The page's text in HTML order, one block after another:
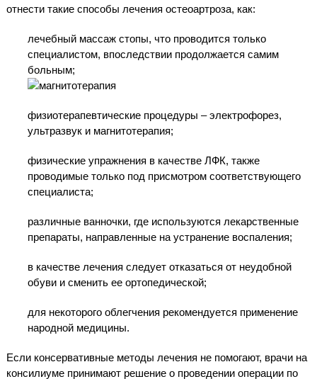
отнести такие способы лечения остеоартроза, как:
лечебный массаж стопы, что проводится только
специалистом, впоследствии продолжается самим
больным;
физиотерапевтические процедуры – электрофорез,
ультразвук и магнитотерапия;
физические упражнения в качестве ЛФК, также
проводимые только под присмотром соответствующего
специалиста;
различные ванночки, где используются лекарственные
препараты, направленные на устранение воспаления;
в качестве лечения следует отказаться от неудобной
обуви и сменить ее ортопедической;
для некоторого облегчения рекомендуется применение
народной медицины.
Если консервативные методы лечения не помогают, врачи на
консилиуме принимают решение о проведении операции по